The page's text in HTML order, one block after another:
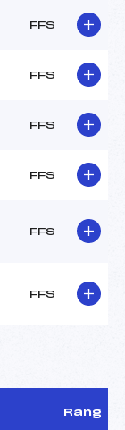
FFS
FFS
FFS
FFS
FFS
FFS
Rang